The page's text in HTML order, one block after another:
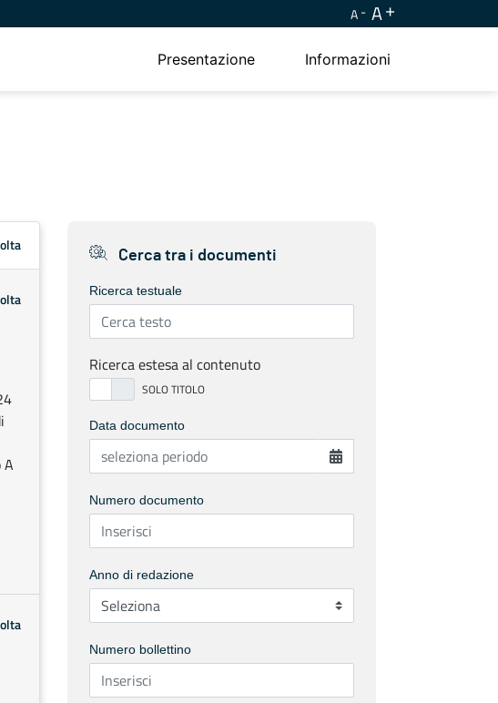
A A
Presentazione Informazioni
A
Cerca tra i documenti
Ricerca testuale
Ricerca estesa al contenuto
Data documento
Numero documento
Anno di redazione
Numero bollettino